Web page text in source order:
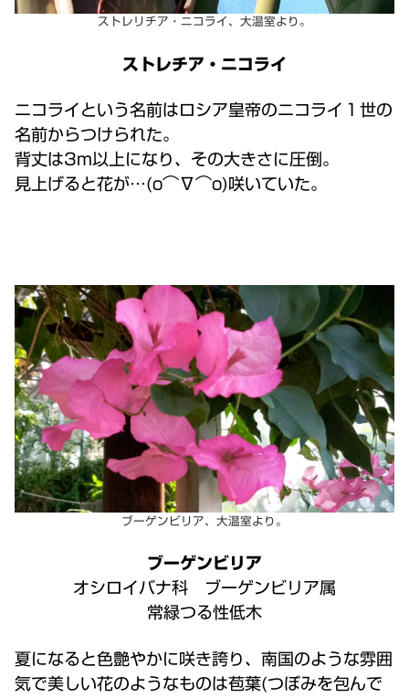
ストレリチア・ニコライ、大温室より。
ストレチア・ニコライ
ニコライという名前はロシア皇帝のニコライ１世の
名前からつけられた。
背丈は3m以上になり、その大きさに圧倒。
見上げると花が…(o⌒∇⌒o)咲いていた。
ブーゲンビリア、大温室より。
ブーゲンビリア
オシロイバナ科 ブーゲンビリア属
常緑つる性低木
夏になると色艶やかに咲き誇り、南国のような雰囲
気で美しい花のようなものは苞葉(つぼみを包んで